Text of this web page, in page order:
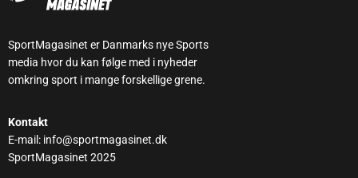
SportMagasinet er Danmarks nye Sports
media hvor du kan følge med i nyheder
omkring sport i mange forskellige grene.
Kontakt
E-mail: info@sportmagasinet.dk
SportMagasinet 2025